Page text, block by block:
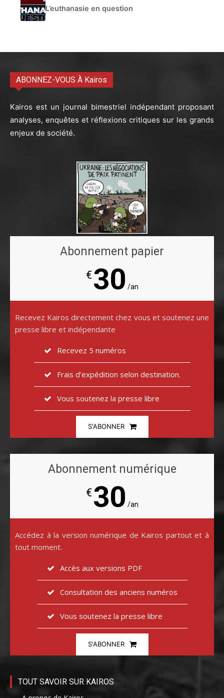
L’euthanasie en question
ABONNEZ-VOUS À Kairos
Kairos est un journal bimestriel indépendant proposant
analyses, enquêtes et réflexions critiques sur les grands
enjeux de société.
Abonnement papier
€30 /an
Recevez Kairos directement chez vous et soutenez une
presse libre et indépendante
Recevez 5 numéros
Frais d’expédition selon destination.
Vous soutenez la presse libre
S'ABONNER
Abonnement numérique
€30 /an
Accédez à la version numérique de Kairos partout et à
tout moment.
Accès aux versions PDF
Consultation des anciens numéros
Vous soutenez la presse libre
S'ABONNER
TOUT SAVOIR SUR KAIROS